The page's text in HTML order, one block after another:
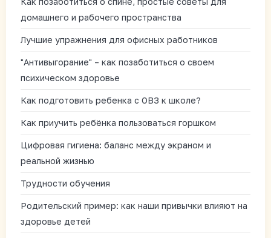
домашнего и рабочего пространства
Лучшие упражнения для офисных работников
"Антивыгорание" – как позаботиться о своем
психическом здоровье
Как подготовить ребенка с ОВЗ к школе?
Как приучить ребёнка пользоваться горшком
Цифровая гигиена: баланс между экраном и
реальной жизнью
Трудности обучения
Родительский пример: как наши привычки влияют на
здоровье детей